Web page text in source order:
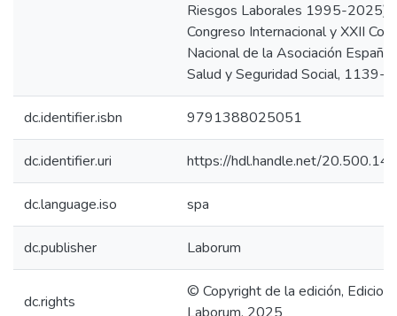
Riesgos Laborales 1995-2025):
Congreso Internacional y XXII
Nacional de la Asociación
Salud y Seguridad Social, 1139-
dc.identifier.isbn 9791388025051
dc.identifier.uri https://hdl.handle.net/
dc.language.iso spa
dc.publisher Laborum
dc.rights
© Copyright de la edición,